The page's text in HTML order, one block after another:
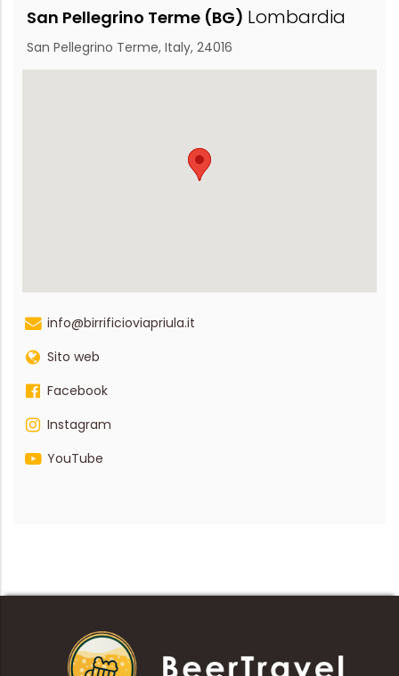
San Pellegrino Terme (BG) Lombardia
San Pellegrino Terme, Italy, 24016
info@birrificioviapriula.it
Sito web
Facebook
Instagram
YouTube